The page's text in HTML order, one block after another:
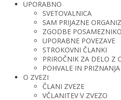
UPORABNO
SVETOVALNICA
SAM PRIJAZNE
ZGODBE
UPORABNE POVEZAVE
STROKOVNI ČLANKI
PRIROČNIK ZA DELO Z
POHVALE IN PRIZNANJA
O ZVEZI
ČLANI ZVEZE
VČLANITEV V ZVEZO